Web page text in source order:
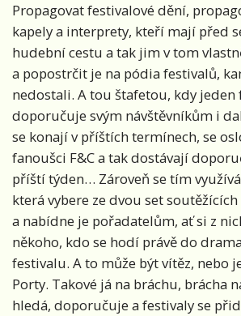
Propagovat festivalové dění,
kapely a interprety, kteří mají před
hudební cestu a tak jim v tom
a popostrčit je na pódia festivalů,
nedostali. A tou štafetou, kdy jeden
doporučuje svým návštěvníkům i
se konají v příštích termínech, se
fanoušci F&C a tak dostávají
příští týden… Zároveň se tím
která vybere ze dvou set
a nabídne je pořadatelům, ať si z
někoho, kdo se hodí právě do
festivalu. A to může být vítěz, nebo
Porty. Takové já na bráchu, brácha
hledá, doporučuje a festivaly se